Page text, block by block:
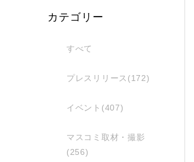
カテゴリー
すべて
プレスリリース(172)
イベント(407)
マスコミ取材・撮影
(256)